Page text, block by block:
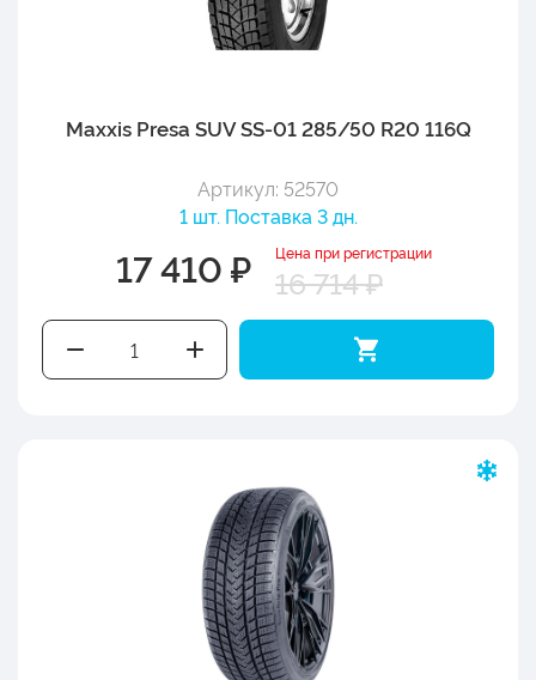
Maxxis Presa SUV SS-01 285/50 R20 116Q
Артикул: 52570
1 шт. Поставка 3 дн.
17 410 ₽ Цена при регистрации
16 714 ₽